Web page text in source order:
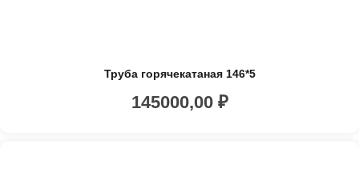
Труба горячекатаная 146*5
145000,00 ₽